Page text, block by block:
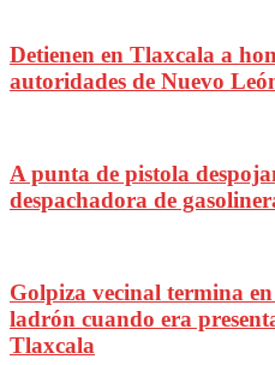
Detienen en Tlaxcala a
autoridades de Nuevo
A punta de pistola
despachadora de
Golpiza vecinal termina
ladrón cuando era
Tlaxcala